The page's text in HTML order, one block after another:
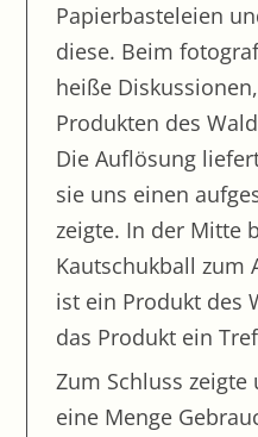
In der
Dem Schleim auf der
Traumland unter dem
Wald im Klassenzimmer
Wintergrillen
50 Jahre Förderschule
Tagesstätte an der
Wie ein kleiner Bär
Geschichtenerzählerin
die Eingangsstufe der
Besuch aus Tansania
Ein Krokodil mit
Papierbasteleien
diese. Beim
heiße
Produkten des
Die Auflösung
sie uns einen
zeigte. In der Mitte
Kautschukball zum
ist ein Produkt des
das Produkt ein
Zum Schluss zeigte
eine Menge